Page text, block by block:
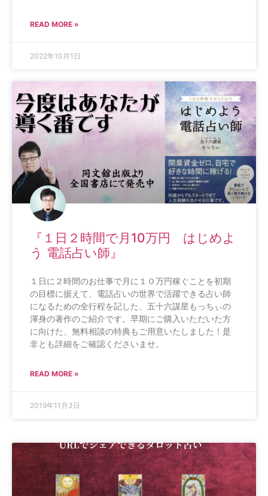
READ MORE »
2022年10月1日
『１日２時間で月10万円 はじめよ
う 電話占い師』
１日に２時間のお仕事で月に１０万円稼ぐことを初期
の目標に据えて、電話占いの世界で活躍できる占い師
になるための全行程を記した、五十六謀星もっちぃの
渾身の著作のご紹介です。早期にご購入いただいた方
に向けた、無料相談の特典もご用意いたしました！是
非とも詳細をご確認くださいませ。
READ MORE »
2019年11月3日